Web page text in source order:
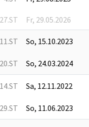
27.ST Fr, 29.05.2026
11.ST So, 15.10.2023
20.ST So, 24.03.2024
14.ST Sa, 12.11.2022
29.ST So, 11.06.2023